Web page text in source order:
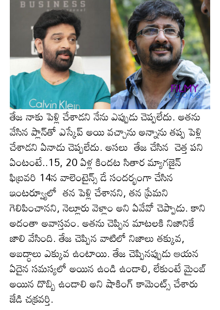
తేజ నాకు పెళ్లి చేశాడ‌ని నేను ఎప్పుడు చెప్ప‌లేదు. అత‌ను
వేసిన ప్లాన్‌తో ఎస్కేప్ అయి వ‌చ్చాను అన్నాను త‌ప్ప పెళ్లి
చేశాడ‌ని ఏనాడు చెప్ప‌లేదు. అస‌లు తేజ చేసిన చెత్త ప‌ని
ఏంటంటే..15, 20 ఏళ్ల కిందట సితార మ్యాగజైన్
ఫిబ్రవరి 14న వాలెంటైన్స్ డే సందర్భంగా చేసిన
ఇంటర్వ్యూలో తన పెళ్లి చేశానని, తన ప్రేమని
గెలిపించానని, నెల్లూరు వెళ్లాం అని ఏవేవో చెప్పాడు. కాని
అదంతా అవాస్త‌వం. అత‌ను చెప్పిన మాట‌ల‌కి నిజానికే
జాలి వేసింది. తేజ చెప్పిన వాటిలో నిజాలు త‌క్కువ‌,
అబ‌ద్ధాలు ఎక్కువ ఉంటాయి. తేజ చెప్పిన‌ప్పుడు ఆయ‌న
ఏదైన స‌మ‌స్య‌లో అయిన ఉండి ఉండాలి, లేకుంటే మైంబ్
అయిన దొబ్బి ఉండాలి అని షాకింగ్ కామెంట్స్ చేశారు
జేడి చక్ర‌వ‌ర్తి.